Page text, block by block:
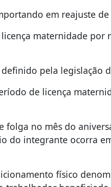
em reajuste de
maternidade por
pela legislação
de licença
no mês do
do integrante ocorra
físico